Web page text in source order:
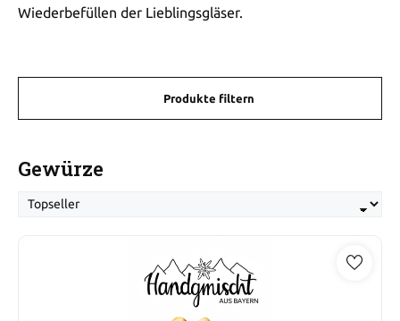
Wiederbefüllen der Lieblingsgläser.
Produkte filtern
Gewürze